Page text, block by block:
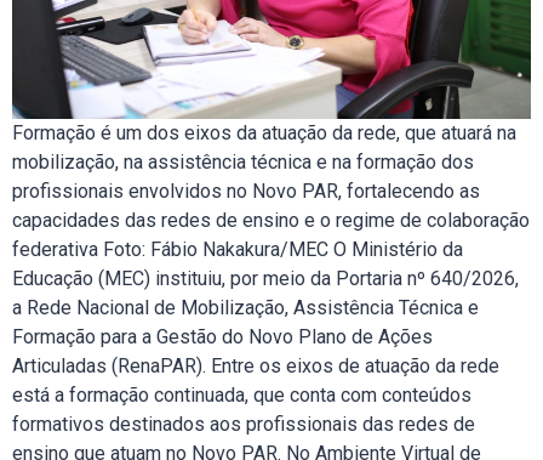
Formação é um dos eixos da atuação da rede, que atuará na
mobilização, na assistência técnica e na formação dos
profissionais envolvidos no Novo PAR, fortalecendo as
capacidades das redes de ensino e o regime de colaboração
federativa Foto: Fábio Nakakura/MEC O Ministério da
Educação (MEC) instituiu, por meio da Portaria nº 640/2026,
a Rede Nacional de Mobilização, Assistência Técnica e
Formação para a Gestão do Novo Plano de Ações
Articuladas (RenaPAR). Entre os eixos de atuação da rede
está a formação continuada, que conta com conteúdos
formativos destinados aos profissionais das redes de
ensino que atuam no Novo PAR. No Ambiente Virtual de